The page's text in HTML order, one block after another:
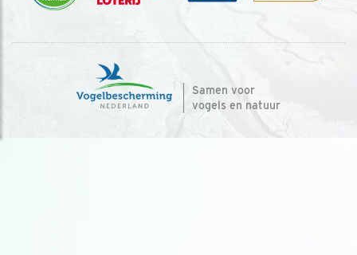
Samen voor
vogels en natuur